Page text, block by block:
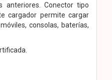
anteriores. Conector tipo
cargador permite cargar
consolas, baterías,